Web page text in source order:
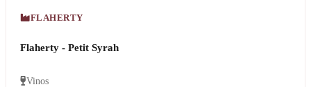
FLAHERTY
Flaherty - Petit Syrah
Vinos